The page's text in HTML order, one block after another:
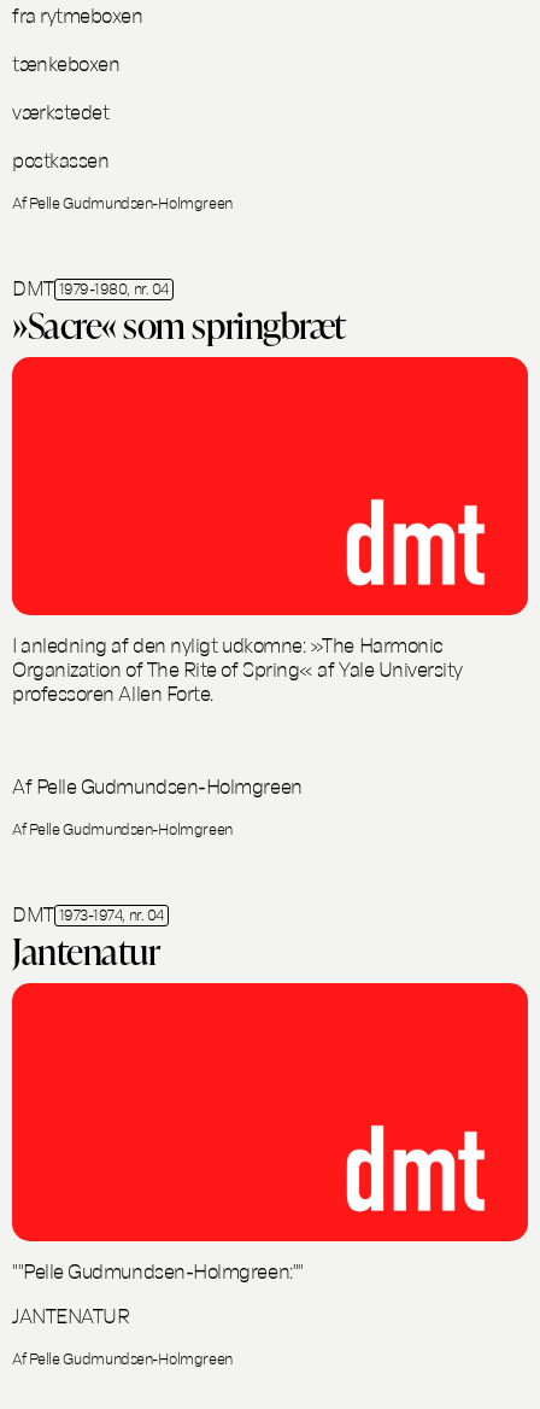
fra rytmeboxen
tænkeboxen
værkstedet
postkassen
Af Pelle Gudmundsen-Holmgreen
DMT 1979-1980, nr. 04
»Sacre« som springbræt
I anledning af den nyligt udkomne: »The Harmonic
Organization of The Rite of Spring« af Yale University
professoren Allen Forte.
Af Pelle Gudmundsen-Holmgreen
Af Pelle Gudmundsen-Holmgreen
DMT 1973-1974, nr. 04
Jantenatur
""Pelle Gudmundsen-Holmgreen:""
JANTENATUR
Af Pelle Gudmundsen-Holmgreen